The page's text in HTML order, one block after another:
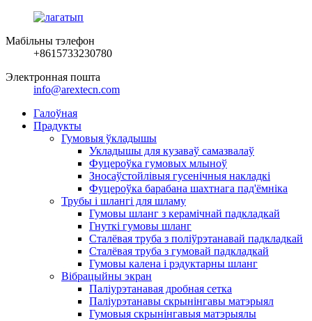
Мабільны тэлефон
+8615733230780
Электронная пошта
info@arextecn.com
Галоўная
Прадукты
Гумовыя ўкладышы
Укладышы для кузаваў самазвалаў
Фуцероўка гумовых млыноў
Зносаўстойлівыя гусенічныя накладкі
Фуцероўка барабана шахтнага пад'ёмніка
Трубы і шлангі для шламу
Гумовы шланг з керамічнай падкладкай
Гнуткі гумовы шланг
Сталёвая труба з поліўрэтанавай падкладкай
Сталёвая труба з гумовай падкладкай
Гумовы калена і рэдуктарны шланг
Вібрацыйны экран
Паліурэтанавая дробная сетка
Паліурэтанавы скрынінгавы матэрыял
Гумовыя скрынінгавыя матэрыялы